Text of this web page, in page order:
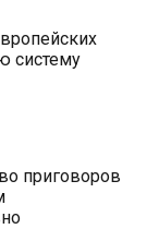
систему
приговоров